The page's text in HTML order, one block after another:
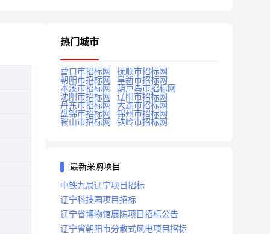
热门城市
营口市招标网
抚顺市招标网
朝阳市招标网
阜新市招标网
本溪市招标网
葫芦岛市招标网
沈阳市招标网
辽阳市招标网
丹东市招标网
大连市招标网
盘锦市招标网
锦州市招标网
鞍山市招标网
铁岭市招标网
最新采购项目
中铁九局辽宁项目招标
辽宁科技园项目招标
辽宁省博物馆展陈项目招标公告
辽宁省朝阳市分散式风电项目招标